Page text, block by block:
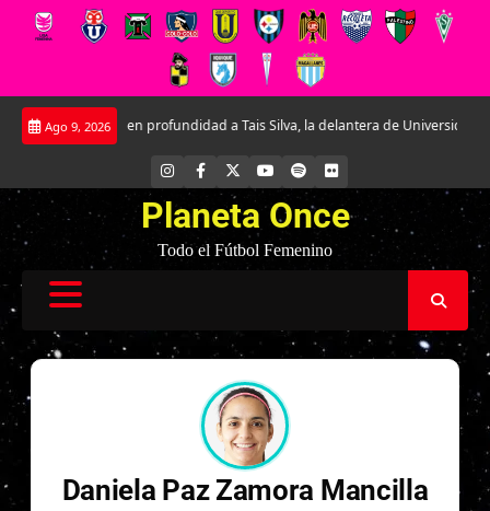
Saltar
Ago 9, 2026
Conociendo en profundidad a Tais Silva, la delantera de Universidad Católica.
INSTAGRAM
FACEBOOK YOUTUBE
SPOTIFYFLICKR
Planeta Once
Todo el Fútbol Femenino
Daniela Paz Zamora Mancilla